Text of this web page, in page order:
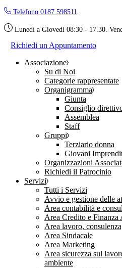
Skip
the
Telefono 0187 598511
Lunedì a Giovedì 08:30 - 17.30.
Richiedi un Appuntamento
Associazione
Su di Noi
Categorie rappresentate
Organigramma
Giunta
Consiglio
Assemblea
Staff
Gruppi
Terziario donna
Giovani
Organizzazioni
Richiedi il Patrocinio
Servizi
Tutti i Servizi
Avvio e gestione delle
Area contabilità e
Area Credito e Finanza
Area lavoro,
Area Sindacale
Area Marketing
Area sicurezza sul
ambiente